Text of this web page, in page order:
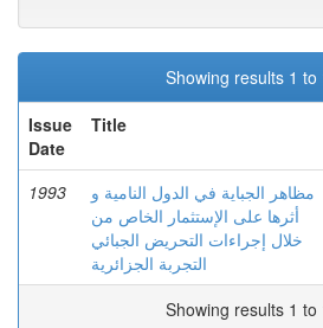
Showing results 1 to
Issue
Date
Title
1993
مظاهر الجباية في الدول النامية و
أثرها على الإستثمار الخاص من
خلال إجراءات التحريض الجبائي
التجربة الجزائرية
Showing results 1 to